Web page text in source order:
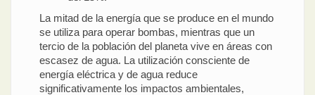
La mitad de la energía que se produce en el mundo
se utiliza para operar bombas, mientras que un
tercio de la población del planeta vive en áreas con
escasez de agua. La utilización consciente de
energía eléctrica y de agua reduce
significativamente los impactos ambientales,